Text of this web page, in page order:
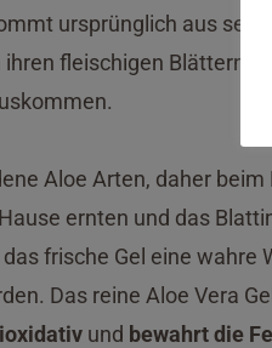
ursprünglich aus
fleischigen Blättern
Aloe Arten, daher
ernten und das
frische Gel eine wahre
Das reine Aloe Vera
und bewahrt die